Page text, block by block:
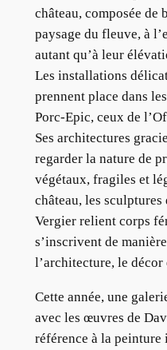
château, composée de
paysage du fleuve, à
autant qu’à leur
Les installations
prennent place dans
Porc-Epic, ceux de
Ses architectures
regarder la nature de
végétaux, fragiles et
château, les sculptures
Vergier relient corps
s’inscrivent de
l’architecture, le
Cette année, une
avec les œuvres de
référence à la peinture